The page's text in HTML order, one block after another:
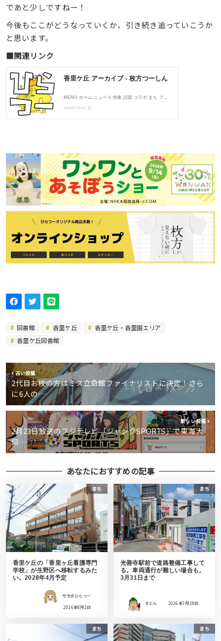
であと少しですねー！
今後もここがどうなっていくか、引き続き追っていこうか
と思います。
■関連リンク
図書館 香里ケ丘
香里ケ丘・香里園エリア
香里ケ丘図書館
古い投稿
2代目お枚の方はミス立命館ファイナリストに決定！さら
に6人の…
新しい投稿
2月23日放送のフジテレビ「ジャンクSPORTS」で東海大
仰…
あなたにおすすめの記事
まち
香里ケ丘の「香里ヶ丘看護専門
学校」が生野区へ移転するみた
い。2028年4月予定
モモ＠ひらつー
2026年8月2日
まち
光善寺駅前で道路整備工事して
る。車両通行が難しい場合も。
3月31日まで
すどん 2026年7月28日
まち まち